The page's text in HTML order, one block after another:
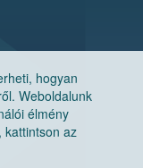
hogyan
Weboldalunk
élmény
kattintson az